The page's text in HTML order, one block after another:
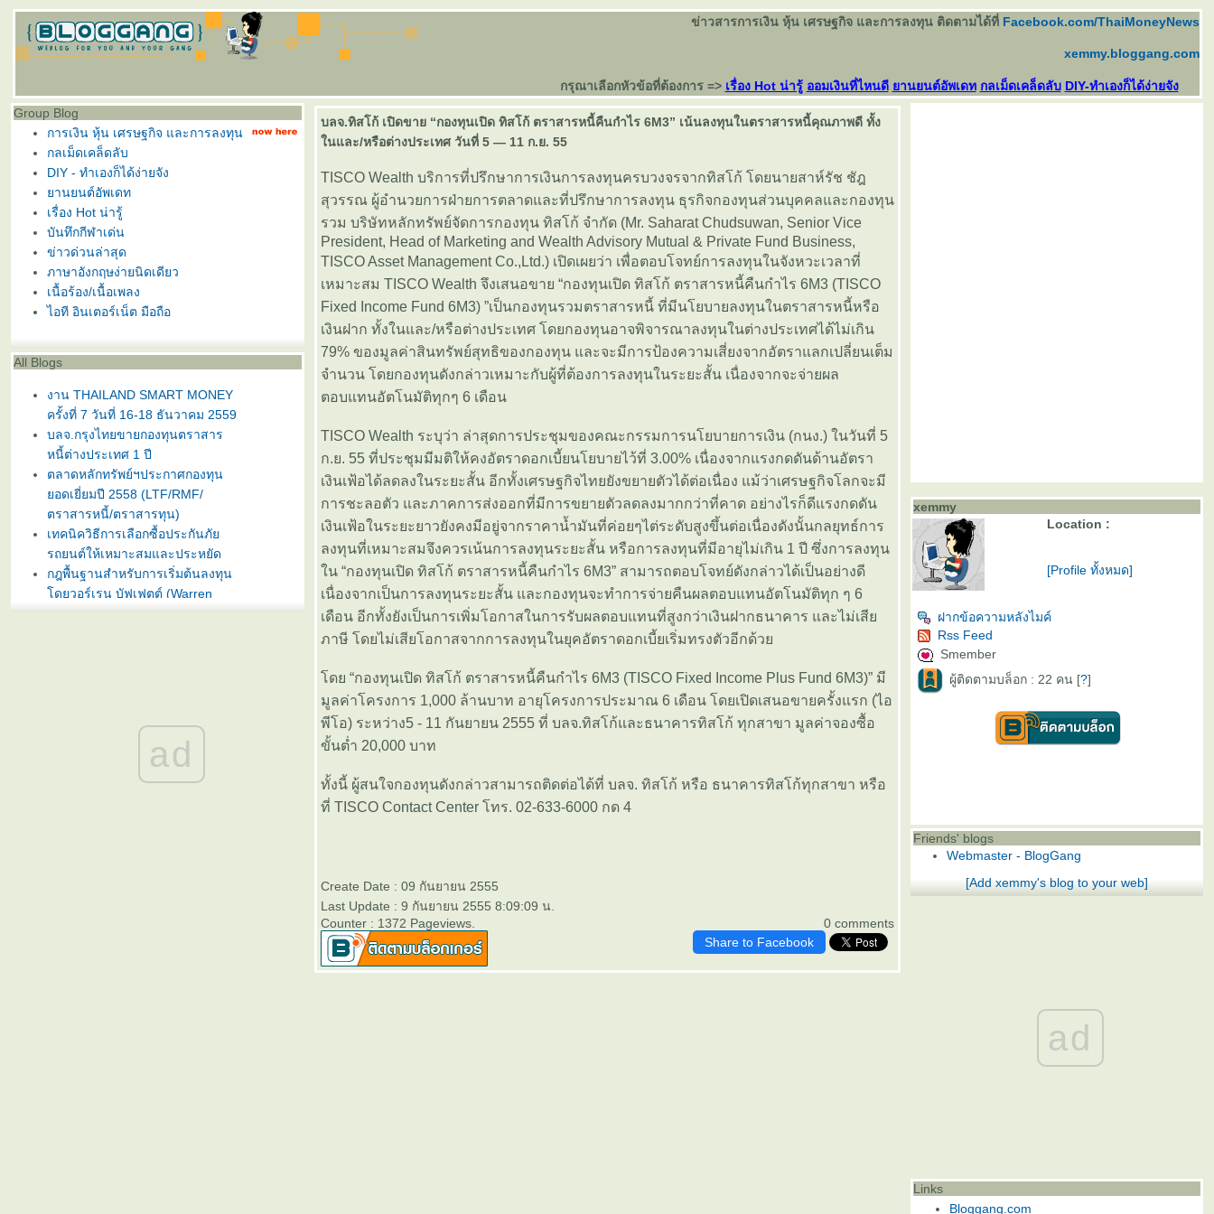
ข่าวสารการเงิน หุ้น เศรษฐกิจ และการลงทุน ติดตามได้ที่ Facebook.com/ThaiMoneyNews
xemmy.bloggang.com
กรุณาเลือกหัวข้อที่ต้องการ => เรื่อง Hot น่ารู้ ออมเงินที่ไหนดี านยนต์อัพเดท กลเม็ดเคล็ดลับ DIY-ทำเองก็ได้ง่ายจัง
Group Blog
การเงิน หุ้น เศรษฐกิจ และการลงทุน
กลเม็ดเคล็ดลับ
DIY - ทำเองก็ได้ง่ายจัง
านยนต์อัพเดท
เรื่อง Hot น่ารู้
บันทึกกีฬาเด่น
ข่าวด่วนล่าสุด
ภาษาอังกฤษง่ายนิดเดียว
เนื้อร้อง/เนื้อเพลง
ไอที อินเตอร์เน็ต มือถือ
All Blogs
งาน THAILAND SMART MONEY
ครั้งที่ 7 วันที่ 16-18 ธันวาคม 2559
บลจ.กรุงไทยขายกองทุนตราสาร
หนี้ต่างประเทศ 1 ปี
ตลาดหลักทรัพย์ฯประกาศกองทุน
อดเยี่ยมปี 2558 (LTF/RMF/
ตราสารหนี้/ตราสารทุน)
เทคนิควิธีการเลือกซื้อประกันภั
รถยนต์ให้เหมาะสมและประหยัด
กฎพื้นฐานสำหรับการเริ่มต้นลงทุน
ดยวอร์เรน บัฟเฟตต์ (Warren
ดอกเบี้ยสูง 3% ต่อปี
บลจ. ทิสโก้ เปิดเสนอขาย “กองทุน
เปิด ทิสโก้ เจแปน อิควิตี้ ทริกเกอร์
8% #2” วันที่ 2- 9 ม.ค. 2557
ad
บลจ.ทิสโก้ เปิดขาย “กองทุนเปิด ทิสโก้ ตราสารหนี้คืนกำไร 6M3” เน้นลงทุนในตราสารหนี้คุณภาพดี ทั้ง
นและ/หรือต่างประเทศ วันที่ 5 — 11 ก.ย. 55
TISCO Wealth บริการที่ปรึกษาการเงินการลงทุนครบวงจรจากทิสโก้ โดยนายสาห์รัช ชัฎ
สุวรรณ ผู้อำนวยการฝ่ายการตลาดและที่ปรึกษาการลงทุน ธุรกิจกองทุนส่วนบุคคลและกองทุน
รวม บริษัทหลักทรัพย์จัดการกองทุน ทิสโก้ จำกัด (Mr. Saharat Chudsuwan, Senior Vice
President, Head of Marketing and Wealth Advisory Mutual & Private Fund Business,
TISCO Asset Management Co.,Ltd.) เปิดเผยว่า เพื่อตอบโจทย์การลงทุนในจังหวะเวลาที่
เหมาะสม TISCO Wealth จึงเสนอขาย “กองทุนเปิด ทิสโก้ ตราสารหนี้คืนกำไร 6M3 (TISCO
Fixed Income Fund 6M3) ”เป็นกองทุนรวมตราสารหนี้ ที่มีนโยบายลงทุนในตราสารหนี้หรือ
เงินฝาก ทั้งในและ/หรือต่างประเทศ โดยกองทุนอาจพิจารณาลงทุนในต่างประเทศได้ไม่เกิน
79% ของมูลค่าสินทรัพย์สุทธิของกองทุน และจะมีการป้องความเสี่ยงจากอัตราแลกเปลี่ยนเต็ม
จำนวน โดยกองทุนดังกล่าวเหมาะกับผู้ที่ต้องการลงทุนในระยะสั้น เนื่องจากจะจ่ายผล
ตอบแทนอัตโนมัติทุกๆ 6 เดือน
TISCO Wealth ระบุว่า ล่าสุดการประชุมของคณะกรรมการนโยบายการเงิน (กนง.) ในวันที่ 5
ก.ย. 55 ที่ประชุมมีมติให้คงอัตราดอกเบี้ยนโยบายไว้ที่ 3.00% เนื่องจากแรงกดดันด้านอัตรา
เงินเฟ้อได้ลดลงในระยะสั้น อีกทั้งเศรษฐกิจไทยยังขยายตัวได้ต่อเนื่อง แม้ว่าเศรษฐกิจโลกจะมี
การชะลอตัว และภาคการส่งออกที่มีการขยายตัวลดลงมากกว่าที่คาด อย่างไรก็ดีแรงกดดัน
เงินเฟ้อในระยะยาวยังคงมีอยู่จากราคาน้ำมันที่ค่อยๆไต่ระดับสูงขึ้นต่อเนื่องดังนั้นกลยุทธ์การ
ลงทุนที่เหมาะสมจึงควรเน้นการลงทุนระยะสั้น หรือการลงทุนที่มีอายุไม่เกิน 1 ปี ซึ่งการลงทุน
น “กองทุนเปิด ทิสโก้ ตราสารหนี้คืนกำไร 6M3” สามารถตอบโจทย์ดังกล่าวได้เป็นอย่างดี
เนื่องจากเป็นการลงทุนระยะสั้น และกองทุนจะทำการจ่ายคืนผลตอบแทนอัตโนมัติทุก ๆ 6
เดือน อีกทั้งยังเป็นการเพิ่มโอกาสในการรับผลตอบแทนที่สูงกว่าเงินฝากธนาคาร และไม่เสี
ภาษี โดยไม่เสียโอกาสจากการลงทุนในยุคอัตราดอกเบี้ยเริ่มทรงตัวอีกด้ว
ดย “กองทุนเปิด ทิสโก้ ตราสารหนี้คืนกำไร 6M3 (TISCO Fixed Income Plus Fund 6M3)” มี
มูลค่าโครงการ 1,000 ล้านบาท อายุโครงการประมาณ 6 เดือน โดยเปิดเสนอขายครั้งแรก (ไอ
พีโอ) ระหว่าง5 - 11 กันยายน 2555 ที่ บลจ.ทิสโก้และธนาคารทิสโก้ ทุกสาขา มูลค่าจองซื้อ
ขั้นต่ำ 20,000 บาท
ทั้งนี้ ผู้สนใจกองทุนดังกล่าวสามารถติดต่อได้ที่ บลจ. ทิสโก้ หรือ ธนาคารทิสโก้ทุกสาขา หรือ
ที่ TISCO Contact Center โทร. 02-633-6000 กด 4
Create Date : 09 กันยายน 2555
Last Update : 9 กันยายน 2555 8:09:09 น.
0 comments
Counter : 1372 Pageviews.
Share to Facebook
xemmy
Location :
[Profile ทั้งหมด]
ฝากข้อความหลังไมค์
Rss Feed
Smember
ผู้ติดตามบล็อก : 22 คน [?]
Friends' blogs
Webmaster - BlogGang
[Add xemmy's blog to your web]
ad
Links
Bloggang.com